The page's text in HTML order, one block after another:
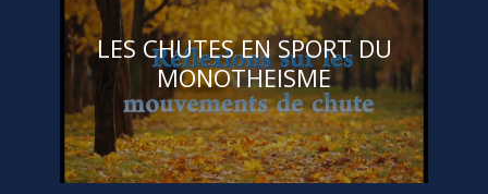
LES CHUTES EN SPORT DU
MONOTHEISMEChebil Ramzi
Acceuil
Lois Universelles, Sagesse, VISION
(8)